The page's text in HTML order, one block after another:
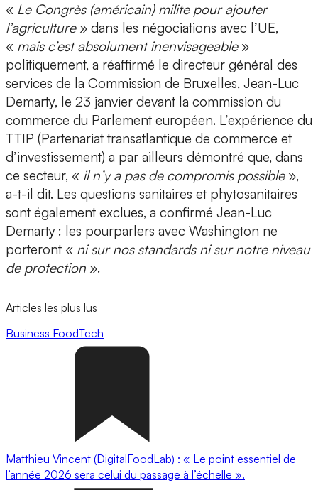
« Le Congrès (américain) milite pour ajouter
l’agriculture» dans les négociations avec l’UE,
« mais c’est absolument inenvisageable»
politiquement, a réaffirmé le directeur général des
services de la Commission de Bruxelles, Jean-Luc
Demarty, le 23 janvier devant la commission du
commerce du Parlement européen. L’expérience du
TTIP (Partenariat transatlantique de commerce et
d’investissement) a par ailleurs démontré que, dans
ce secteur, « il n’y a pas de compromis possible»,
a-t-il dit. Les questions sanitaires et phytosanitaires
sont également exclues, a confirmé Jean-Luc
Demarty : les pourparlers avec Washington ne
porteront « ni sur nos standards ni sur notre niveau
de protection ».
Articles les plus lus
Business FoodTech
Matthieu Vincent (DigitalFoodLab) : « Le point essentiel de
l’année 2026 sera celui du passage à l’échelle ».